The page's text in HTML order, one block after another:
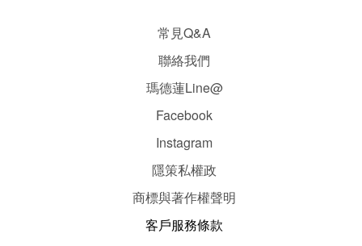
常見Q&A
聯絡我們
瑪德蓮Line@
Facebook
Instagram
隱策私權政
商標與著作權聲明
客戶服務條款